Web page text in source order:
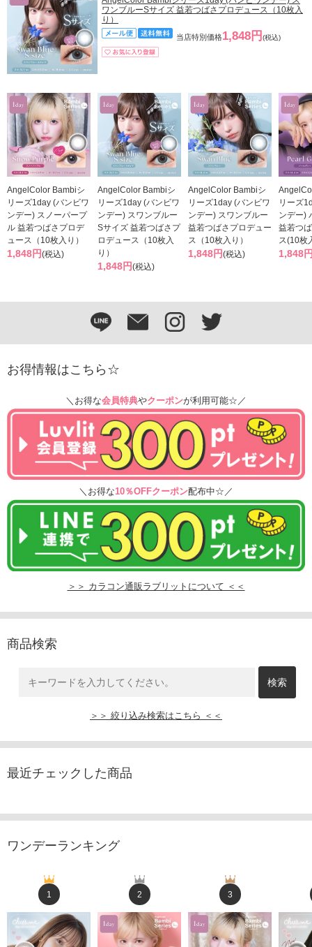
ワンブルーSサイズ 益若つばさプロデュース（10枚入
り）
当店特別価格1,848円 (税込)
AngelColor Bambiシ
リーズ1day (バンビワ
ンデー) スノーパープ
ル 益若つばさプロデ
ュース（10枚入り）
1,848円(税込)
AngelColor Bambiシ
リーズ1day (バンビワ
ンデー) スワンブルー
Sサイズ 益若つばさプ
ロデュース（10枚入
り）
1,848円(税込)
AngelColor Bambiシ
リーズ1day (バンビワ
ンデー) スワンブルー
益若つばさプロデュー
ス（10枚入り）
1,848円(税込)
リーズ
ンデー)
益若つ
ス(10枚
1,848
お得情報はこちら☆
＼お得な会員特典やクーポンが利用可能☆／
＼お得な10％OFFクーポン配布中☆／
＞＞ カラコン通販ラブリットについて ＜＜
商品検索
＞＞ 絞り込み検索はこちら ＜＜
最近チェックした商品
ワンデーランキング
1 2 3